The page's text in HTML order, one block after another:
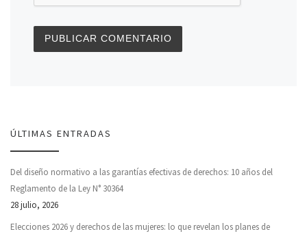
ÚLTIMAS ENTRADAS
Del diseño normativo a las garantías efectivas de derechos: 10 años del
Reglamento de la Ley N° 30364
28 julio, 2026
Elecciones 2026 y derechos de las mujeres: lo que revelan los planes de